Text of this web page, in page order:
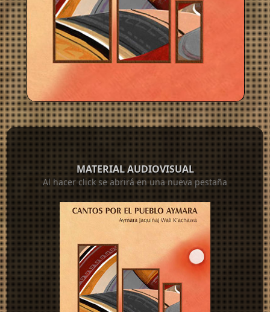
MATERIAL AUDIOVISUAL
Al hacer click se abrirá en una nueva pestaña